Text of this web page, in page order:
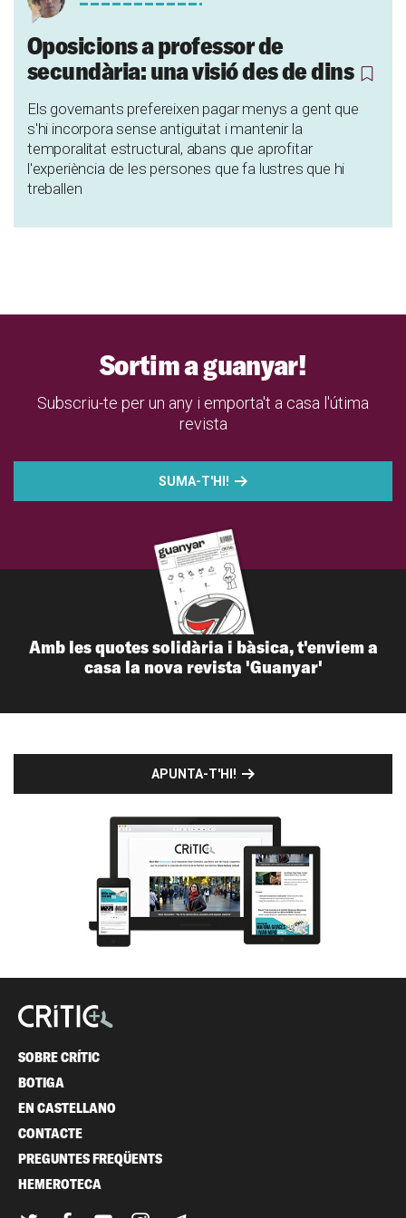
Oposicions a professor de
secundària: una visió des de dins
Els governants prefereixen pagar menys a gent que
s'hi incorpora sense antiguitat i mantenir la
temporalitat estructural, abans que aprofitar
l'experiència de les persones que fa lustres que hi
treballen
Sortim a guanyar!
Subscriu-te per un any i emporta't a casa l'útima
revista
SUMA-T'HI!
Amb les quotes solidària i bàsica, t'enviem a
casa la nova revista 'Guanyar'
APUNTA-T'HI!
SOBRE CRÍTIC
BOTIGA
EN CASTELLANO
CONTACTE
PREGUNTES FREQÜENTS
HEMEROTECA